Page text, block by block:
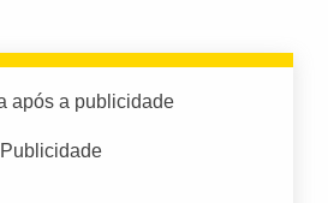
após a publicidade
Publicidade